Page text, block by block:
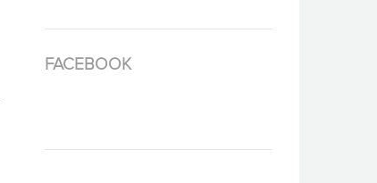
FACEBOOK